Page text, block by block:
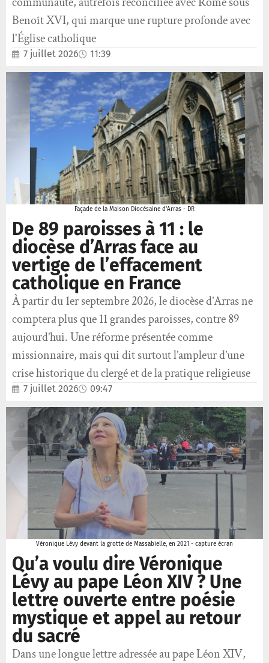
Benoît XVI, qui marque une rupture profonde avec
l'Église catholique
7 juillet 2026 11:39
Façade de la Maison Diocésaine d'Arras - DR
De 89 paroisses à 11 : le
diocèse d’Arras face au
vertige de l’effacement
catholique en France
À partir du 1er septembre 2026, le diocèse d’Arras ne
comptera plus que 11 grandes paroisses, contre 89
aujourd’hui. Une réforme présentée comme
missionnaire, mais qui dit surtout l’ampleur d’une
crise historique du clergé et de la pratique religieuse
7 juillet 2026 09:47
Véronique Lévy devant la grotte de Massabielle, en 2021 - capture écran
Qu’a voulu dire Véronique
Lévy au pape Léon XIV ? Une
lettre ouverte entre poésie
mystique et appel au retour
du sacré
Dans une longue lettre adressée au pape Léon XIV,